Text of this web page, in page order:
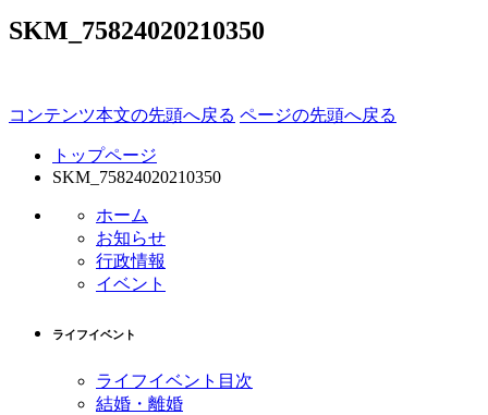
SKM_75824020210350
コンテンツ本文の先頭へ戻る ページの先頭へ戻る
トップページ
SKM_75824020210350
ホーム
お知らせ
行政情報
イベント
ライフイベント
ライフイベント目次
結婚・離婚